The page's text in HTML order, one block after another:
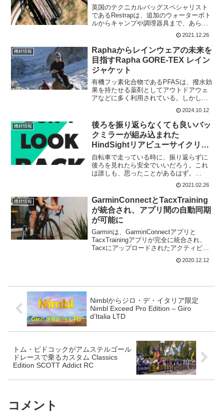
英国のテクニカルバッグスペシャリスト
であるRestrapは、追加のウォーターボト
ルからキャンプや調理器具まで、あらゆ
るものに対応できるように設計された
CarryCageを発表。3つの調整可能な取り
付けポイントにより、ケージをさまざま
な方法で...
2021.12.26
機材情報
Raphaからレインウェアの未来を
目指すRapha GORE-TEX レイン
ジャケット
有機フッ素化合物であるPFASは、撥水効
果を持たせる薬剤としてアウトドアウェ
アなどに多く利用されている。しかし、
廃棄後も分解されず、環境に高い有毒性
があることが判明してから使用制限が強
化されている。そのため各社は次の撥水
効果をもつ生地の開発...
2024.10.12
機材情報
後ろを振り返らなくても良いバッ
クミラーが組み込まれた
HindSightリアビューサイクリン
ググラス
自転車で走っている時に、振り返らずに
後ろを見れたら安全でいいだろう。これ
は誰しも、思ったことがあるはず。
HindSightのリアビューサイクリンググラ
スはそんな悩みを解決してくれる。半透
明のミラーを使用して、後ろの様子が見
えてしまうのだ。こ...
2021.02.26
機材情報
GarminConnectとTacxTraining
が統合され、アプリ間の自動同期
が可能に
Garminは、GarminConnectアプリと
TacxTrainingアプリが完全に統合され、
Tacxにアップロードされたアクティビテ
ィをGarminのサービスと自動的に同期す
るオプションがユーザーに提供されるこ
2020.12.12
Nimblからジロ・デ・イタリア限定
Nimbl Exceed Pro Edition – Giro
d’Italia LTD
トム・ピドコックがアムステルゴール
ドレースで乗るカスタム Classics
Edition SCOTT Addict RC
コメント